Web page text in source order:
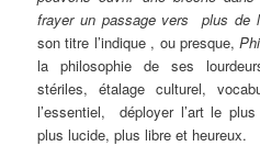
frayer un passage vers plus de
son titre l’indique , ou presque,
la philosophie de ses
stériles, étalage culturel,
l’essentiel, déployer l’art le
plus lucide, plus libre et heureux.